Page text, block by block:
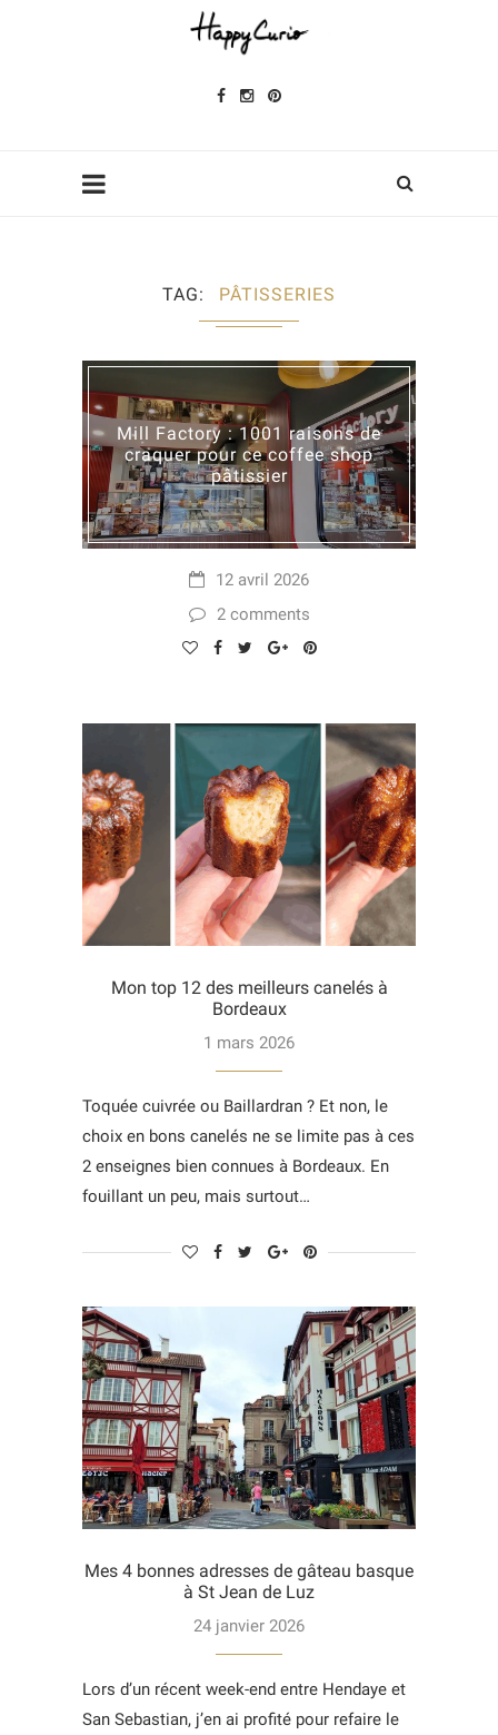
TAG PÂTISSERIES
Mill Factory : 1001 raisons de
craquer pour ce coffee shop
pâtissier
12 avril 2026
2 comments
Mon top 12 des meilleurs canelés à
Bordeaux
1 mars 2026
Toquée cuivrée ou Baillardran ? Et non, le
choix en bons canelés ne se limite pas à ces
2 enseignes bien connues à Bordeaux. En
fouillant un peu, mais surtout…
Mes 4 bonnes adresses de gâteau basque
à St Jean de Luz
24 janvier 2026
Lors d’un récent week-end entre Hendaye et
San Sebastian, j’en ai profité pour refaire le